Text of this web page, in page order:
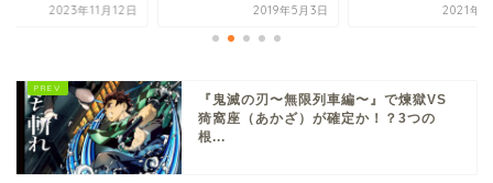
2023年11月12日 2019年5月3日 2021年7
『鬼滅の刃〜無限列車編〜』で煉獄VS
猗窩座（あかざ）が確定か！？3つの
根...